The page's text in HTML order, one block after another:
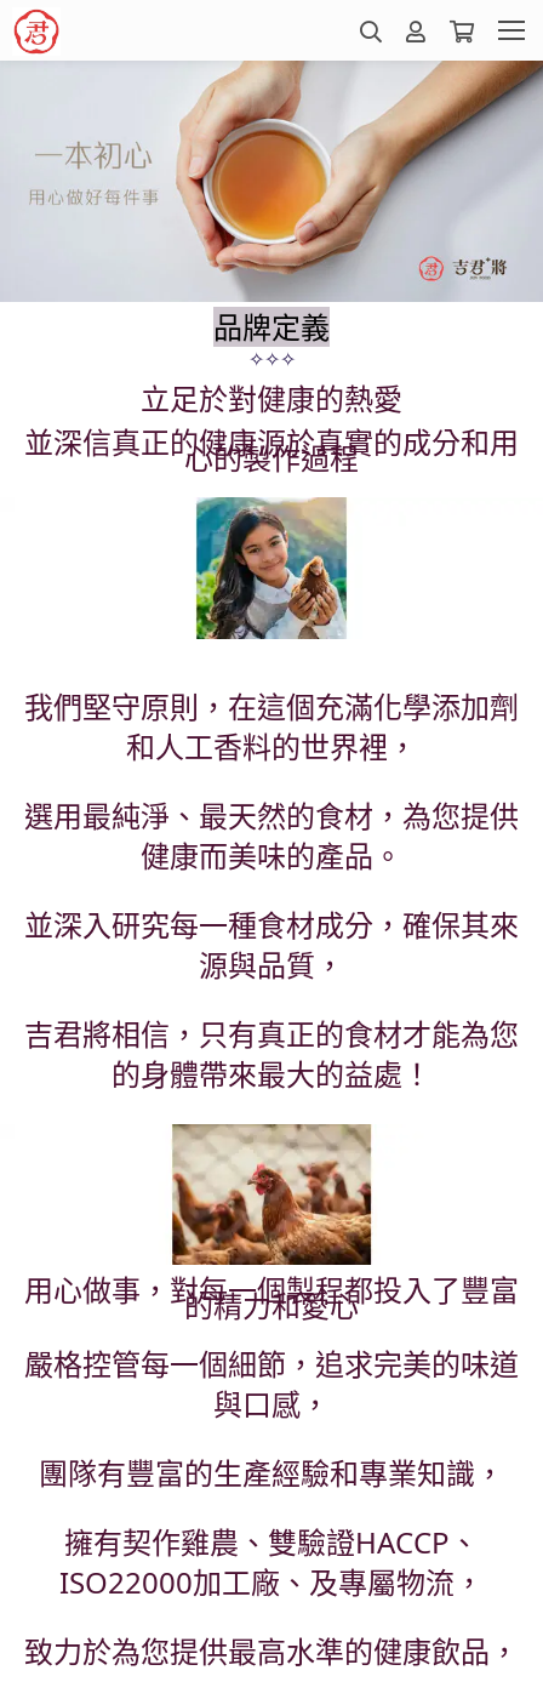
品牌定義
✧✧✧
立足於對健康的熱愛
並深信真正的健康源於真實的成分和用
心的製作過程
我們堅守原則，在這個充滿化學添加劑
和人工香料的世界裡，
選用最純淨、最天然的食材，為您提供
健康而美味的產品。
並深入研究每一種食材成分，確保其來
源與品質，
吉君將相信，只有真正的食材才能為您
的身體帶來最大的益處！
用心做事，對每一個製程都投入了豐富
的精力和愛心
嚴格控管每一個細節，追求完美的味道
與口感，
團隊有豐富的生產經驗和專業知識，
擁有契作雞農、雙驗證HACCP、
ISO22000加工廠、及專屬物流，
致力於為您提供最高水準的健康飲品，